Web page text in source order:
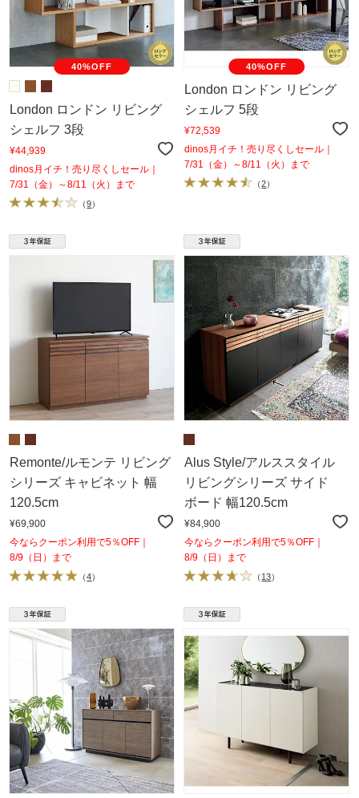
40%OFF
London ロンドン リビング
シェルフ 3段
¥44,939
dinos月イチ！売り尽くしセール｜
7/31（金）～8/11（火）まで
（9）
40%OFF
London ロンドン リビング
シェルフ 5段
¥72,539
dinos月イチ！売り尽くしセール｜
7/31（金）～8/11（火）まで
（2）
Remonte/ルモンテ リビング
シリーズ キャビネット 幅
120.5cm
¥69,900
今ならクーポン利用で5％OFF｜
8/9（日）まで
（4）
Alus Style/アルススタイル
リビングシリーズ サイド
ボード 幅120.5cm
¥84,900
今ならクーポン利用で5％OFF｜
8/9（日）まで
（ 13）